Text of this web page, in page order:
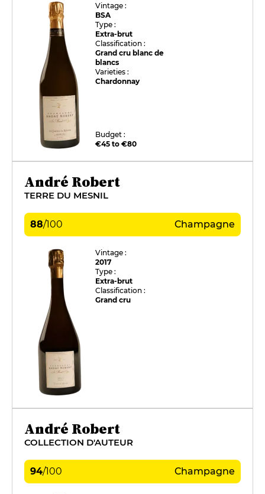
Vintage :
BSA
Type :
Extra-brut
Classification :
Grand cru blanc de
blancs
Varieties :
Chardonnay
Budget :
€45 to €80
André Robert
TERRE DU MESNIL
88/100 Champagne
Vintage :
2017
Type :
Extra-brut
Classification :
Grand cru
André Robert
COLLECTION D'AUTEUR
94/100 Champagne